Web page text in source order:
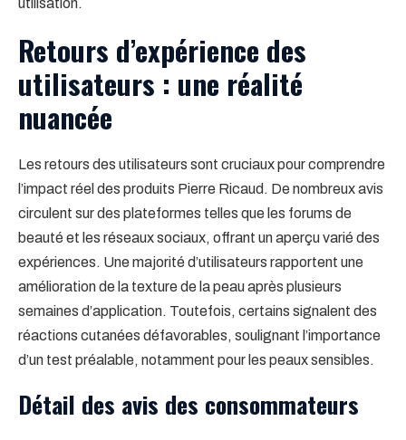
utilisation.
Retours d’expérience des
utilisateurs : une réalité
nuancée
Les retours des utilisateurs sont cruciaux pour comprendre
l’impact réel des produits Pierre Ricaud. De nombreux avis
circulent sur des plateformes telles que les forums de
beauté et les réseaux sociaux, offrant un aperçu varié des
expériences. Une majorité d’utilisateurs rapportent une
amélioration de la texture de la peau après plusieurs
semaines d’application. Toutefois, certains signalent des
réactions cutanées défavorables, soulignant l’importance
d’un test préalable, notamment pour les peaux sensibles.
Détail des avis des consommateurs